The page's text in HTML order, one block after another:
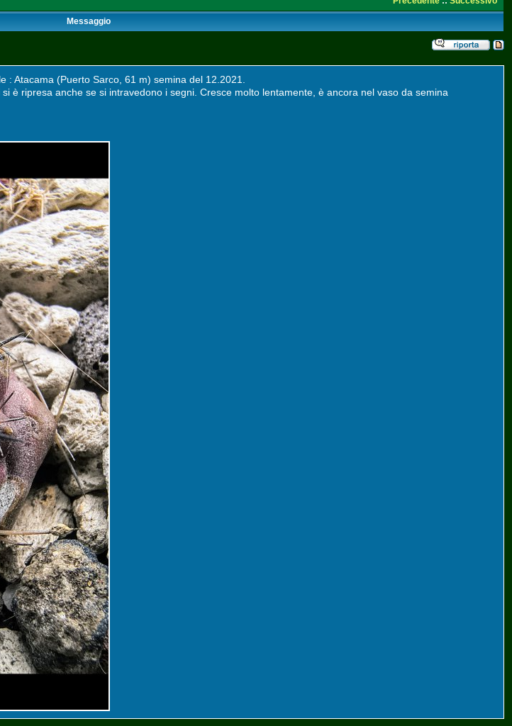
Messaggio
Atacama (Puerto Sarco, 61 m) semina del 12.2021.
è ripresa anche se si intravedono i segni. Cresce molto lentamente, è ancora nel vaso da semina